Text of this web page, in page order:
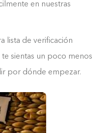
en nuestras
lista de verificación
sientas un poco menos
por dónde empezar.